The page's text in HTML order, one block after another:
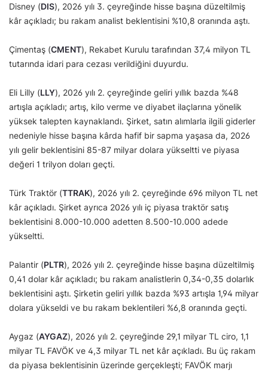
Disney (DIS), 2026 yılı 3. çeyreğinde hisse başına düzeltilmiş
kâr açıkladı; bu rakam analist beklentisini %10,8 oranında aştı.
Çimentaş (CMENT), Rekabet Kurulu tarafından 37,4 milyon TL
tutarında idari para cezası verildiğini duyurdu.
Eli Lilly (LLY), 2026 yılı 2. çeyreğinde geliri yıllık bazda %48
artışla açıkladı; artış, kilo verme ve diyabet ilaçlarına yönelik
yüksek talepten kaynaklandı. Şirket, satın alımlarla ilgili giderler
nedeniyle hisse başına kârda hafif bir sapma yaşasa da, 2026
yılı gelir beklentisini 85-87 milyar dolara yükseltti ve piyasa
değeri 1 trilyon doları geçti.
Türk Traktör (TTRAK), 2026 yılı 2. çeyreğinde 696 milyon TL net
kâr açıkladı. Şirket ayrıca 2026 yılı iç piyasa traktör satış
beklentisini 8.000-10.000 adetten 8.500-10.000 adede
yükseltti.
Palantir (PLTR), 2026 yılı 2. çeyreğinde hisse başına düzeltilmiş
0,41 dolar kâr açıkladı; bu rakam analistlerin 0,34-0,35 dolarlık
beklentisini aştı. Şirketin geliri yıllık bazda %93 artışla 1,94 milyar
dolara yükseldi ve bu rakam beklentileri %6,8 oranında geçti.
Aygaz (AYGAZ), 2026 yılı 2. çeyreğinde 29,1 milyar TL ciro, 1,1
milyar TL FAVÖK ve 4,3 milyar TL net kâr açıkladı. Bu üç rakam
da piyasa beklentisinin üzerinde gerçekleşti; FAVÖK marjı